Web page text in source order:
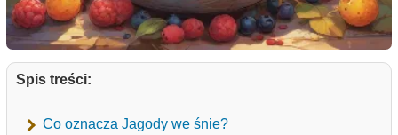
Spis treści:
Co oznacza Jagody we śnie?